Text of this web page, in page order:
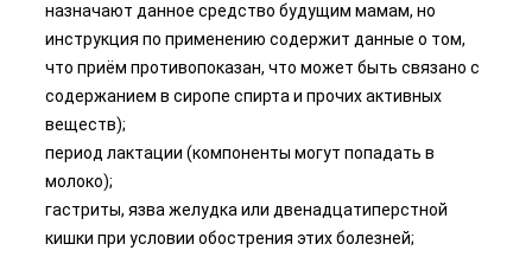
назначают данное средство будущим мамам, но
инструкция по применению содержит данные о том,
что приём противопоказан, что может быть связано с
содержанием в сиропе спирта и прочих активных
веществ);
период лактации (компоненты могут попадать в
молоко);
гастриты, язва желудка или двенадцатиперстной
кишки при условии обострения этих болезней;